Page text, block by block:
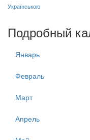
Українською
Подробный
Январь
Февраль
Март
Апрель